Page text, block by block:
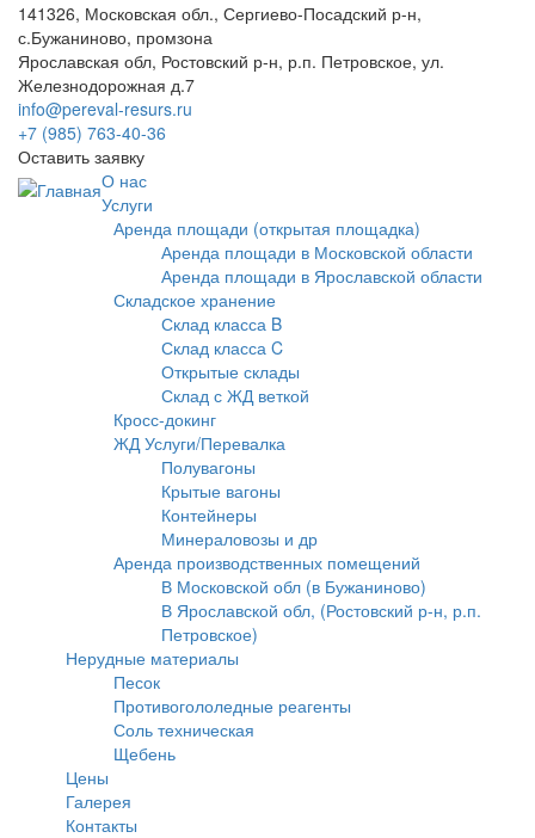
141326, Московская обл., Сергиево-Посадский р-н,
с.Бужаниново, промзона
Ярославская обл, Ростовский р-н, р.п. Петровское, ул.
Железнодорожная д.7
info@pereval-resurs.ru
+7 (985) 763-40-36
Оставить заявку
О нас
Услуги
Аренда площади (открытая площадка)
Аренда площади в Московской области
Аренда площади в Ярославской области
Складское хранение
Склад класса B
Склад класса C
Открытые склады
Склад с ЖД веткой
Кросс-докинг
ЖД Услуги/Перевалка
Полувагоны
Крытые вагоны
Контейнеры
Минераловозы и др
Аренда производственных помещений
В Московской обл (в Бужаниново)
В Ярославской обл, (Ростовский р-н, р.п.
Петровское)
Нерудные материалы
Песок
Противогололедные реагенты
Соль техническая
Щебень
Цены
Галерея
Контакты